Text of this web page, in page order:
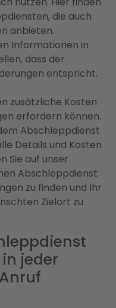
die auch
anbieten.
Informationen in
dass der
entspricht.
zusätzliche Kosten
erfordern können.
Abschleppdienst
Details und Kosten
Sie auf unser
Abschleppdienst
zu finden und Ihr
Zielort zu
jeder